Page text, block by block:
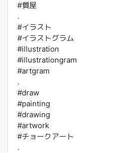
#質屋
.
#イラスト
#イラストグラム
#illustration
#illustrationgram
#artgram
.
#draw
#painting
#drawing
#artwork
#チョークアート
.